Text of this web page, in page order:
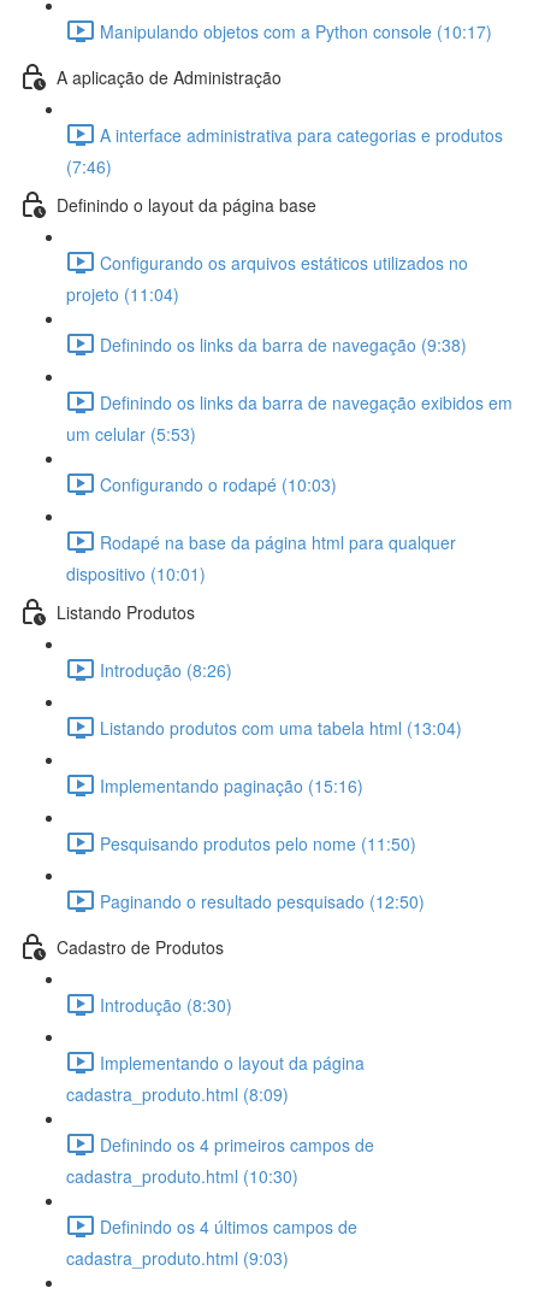
Manipulando objetos com a Python console (10:17)
A aplicação de Administração
A interface administrativa para categorias e produtos
(7:46)
Definindo o layout da página base
Configurando os arquivos estáticos utilizados no
projeto (11:04)
Definindo os links da barra de navegação (9:38)
Definindo os links da barra de navegação exibidos em
um celular (5:53)
Configurando o rodapé (10:03)
Rodapé na base da página html para qualquer
dispositivo (10:01)
Listando Produtos
Introdução (8:26)
Listando produtos com uma tabela html (13:04)
Implementando paginação (15:16)
Pesquisando produtos pelo nome (11:50)
Paginando o resultado pesquisado (12:50)
Cadastro de Produtos
Introdução (8:30)
Implementando o layout da página
cadastra_produto.html (8:09)
Definindo os 4 primeiros campos de
cadastra_produto.html (10:30)
Definindo os 4 últimos campos de
cadastra_produto.html (9:03)